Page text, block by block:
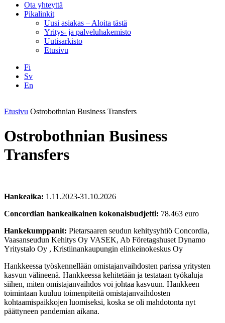
Ota yhteyttä
Pikalinkit
Uusi asiakas – Aloita tästä
Yritys- ja palveluhakemisto
Uutisarkisto
Etusivu
Fi
Sv
En
Etusivu Ostrobothnian Business Transfers
Ostrobothnian Business
Transfers
Hankeaika: 1.11.2023-31.10.2026
Concordian hankeaikainen kokonaisbudjetti: 78.463 euro
Hankekumppanit: Pietarsaaren seudun kehitysyhtiö Concordia,
Vaasanseudun Kehitys Oy VASEK, Ab Företagshuset Dynamo
Yritystalo Oy , Kristiinankaupungin elinkeinokeskus Oy
Hankkeessa työskennellään omistajanvaihdosten parissa yritysten
kasvun välineenä. Hankkeessa kehitetään ja testataan työkaluja
siihen, miten omistajanvaihdos voi johtaa kasvuun. Hankkeen
toimintaan kuuluu toimenpiteitä omistajanvaihdosten
kohtaamispaikkojen luomiseksi, koska se oli mahdotonta nyt
päättyneen pandemian aikana.